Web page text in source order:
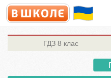
ГДЗ 8 клас